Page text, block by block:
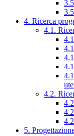
4. Ricerca
4.1.
4.2.
5.